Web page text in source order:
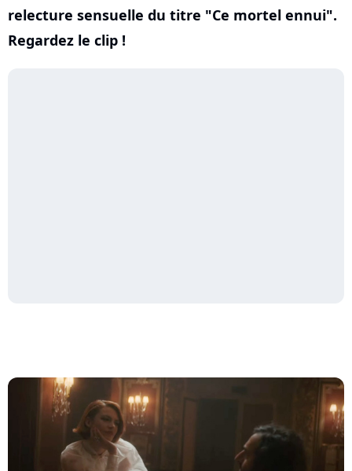
relecture sensuelle du titre "Ce mortel ennui".
Regardez le clip !